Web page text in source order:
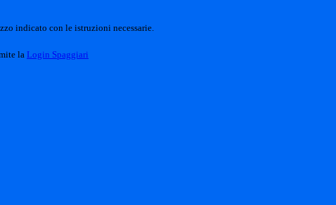
indicato con le istruzioni necessarie.
la Login Spaggiari